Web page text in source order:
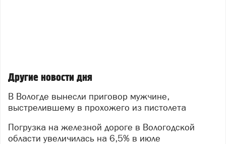
Другие новости дня
В Вологде вынесли приговор мужчине,
выстрелившему в прохожего из пистолета
Погрузка на железной дороге в Вологодской
области увеличилась на 6,5% в июле